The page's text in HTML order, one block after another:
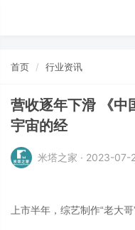
首页 行业资讯
营收逐年下滑 《中
宇宙的经
米塔之家 · 2023-
上市半年，综艺制作“老大